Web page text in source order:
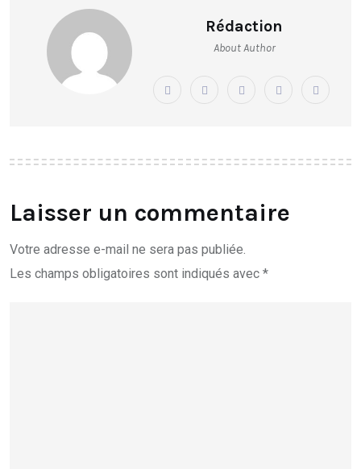
Rédaction
About Author
Laisser un commentaire
Votre adresse e-mail ne sera pas publiée.
Les champs obligatoires sont indiqués avec *